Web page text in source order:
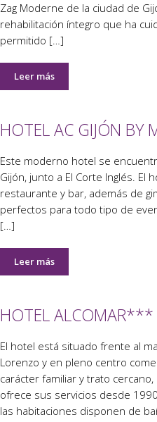
Zag Moderne de la ciudad de
rehabilitación íntegro que ha
permitido […]
Leer más
HOTEL AC GIJÓN
Este moderno hotel se
Gijón, junto a El Corte Inglés.
restaurante y bar, además de
perfectos para todo tipo de
[…]
Leer más
HOTEL ALCOMAR***
El hotel está situado frente al
Lorenzo y en pleno centro
carácter familiar y trato
ofrece sus servicios desde
las habitaciones disponen de